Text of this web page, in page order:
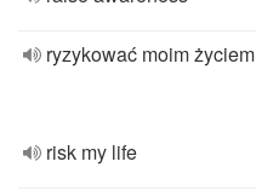
ryzykować moim życiem
risk my life